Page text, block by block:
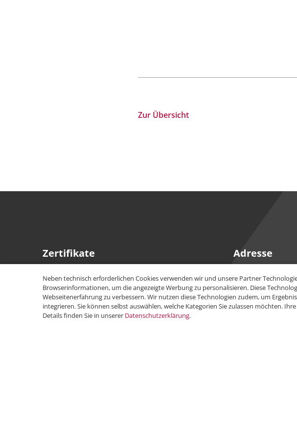
Zur Übersicht
Zertifikate Adresse
PeakAvenue GmbH
Maria-Goeppert-
23562 Lübeck
Neben technisch erforderlichen Cookies verwenden wir und unsere Partner
Browserinformationen, um die angezeigte Werbung zu personalisieren. Diese
Webseitenerfahrung zu verbessern. Wir nutzen diese Technologien zudem, um
integrieren. Sie können selbst auswählen, welche Kategorien Sie zulassen möchten.
Details finden Sie in unserer Datenschutzerklärung.